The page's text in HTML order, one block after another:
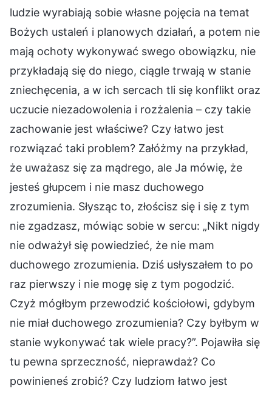
ludzie wyrabiają sobie własne pojęcia na temat
Bożych ustaleń i planowych działań, a potem nie
mają ochoty wykonywać swego obowiązku, nie
przykładają się do niego, ciągle trwają w stanie
zniechęcenia, a w ich sercach tli się konflikt oraz
uczucie niezadowolenia i rozżalenia – czy takie
zachowanie jest właściwe? Czy łatwo jest
rozwiązać taki problem? Załóżmy na przykład,
że uważasz się za mądrego, ale Ja mówię, że
jesteś głupcem i nie masz duchowego
zrozumienia. Słysząc to, złościsz się i się z tym
nie zgadzasz, mówiąc sobie w sercu: „Nikt nigdy
nie odważył się powiedzieć, że nie mam
duchowego zrozumienia. Dziś usłyszałem to po
raz pierwszy i nie mogę się z tym pogodzić.
Czyż mógłbym przewodzić kościołowi, gdybym
nie miał duchowego zrozumienia? Czy byłbym w
stanie wykonywać tak wiele pracy?”. Pojawiła się
tu pewna sprzeczność, nieprawdaż? Co
powinieneś zrobić? Czy ludziom łatwo jest